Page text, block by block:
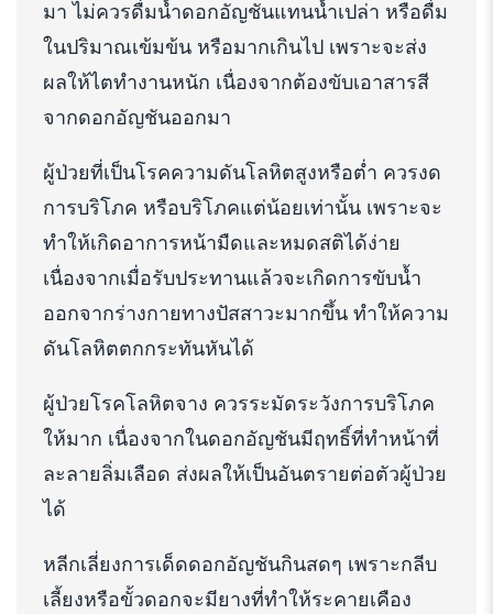
มา ไม่ควรดื่มน้ำดอกอัญชันแทนน้ำเปล่า หรือดื่ม
ในปริมาณเข้มข้น หรือมากเกินไป เพราะจะส่ง
ผลให้ไตทำงานหนัก เนื่องจากต้องขับเอาสารสี
จากดอกอัญชันออกมา
ผู้ป่วยที่เป็นโรคความดันโลหิตสูงหรือต่ำ ควรงด
การบริโภค หรือบริโภคแต่น้อยเท่านั้น เพราะจะ
ทำให้เกิดอาการหน้ามืดและหมดสติได้ง่าย
เนื่องจากเมื่อรับประทานแล้วจะเกิดการขับน้ำ
ออกจากร่างกายทางปัสสาวะมากขึ้น ทำให้ความ
ดันโลหิตตกกระทันหันได้
ผู้ป่วยโรคโลหิตจาง ควรระมัดระวังการบริโภค
ให้มาก เนื่องจากในดอกอัญชันมีฤทธิ์ที่ทำหน้าที่
ละลายลิ่มเลือด ส่งผลให้เป็นอันตรายต่อตัวผู้ป่วย
ได้
หลีกเลี่ยงการเด็ดดอกอัญชันกินสดๆ เพราะกลีบ
เลี้ยงหรือขั้วดอกจะมียางที่ทำให้ระคายเคือง